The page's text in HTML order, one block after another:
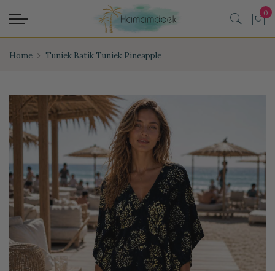
Home Tuniek Batik Tuniek Pineapple